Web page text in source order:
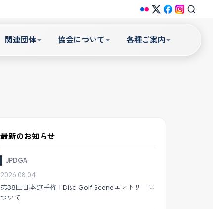
関連団体 協会について 各種ご案内
最新のお知らせ
JPDGA
2026.08.04
第38回日本選手権 | Disc Golf Sceneエントリーに
ついて